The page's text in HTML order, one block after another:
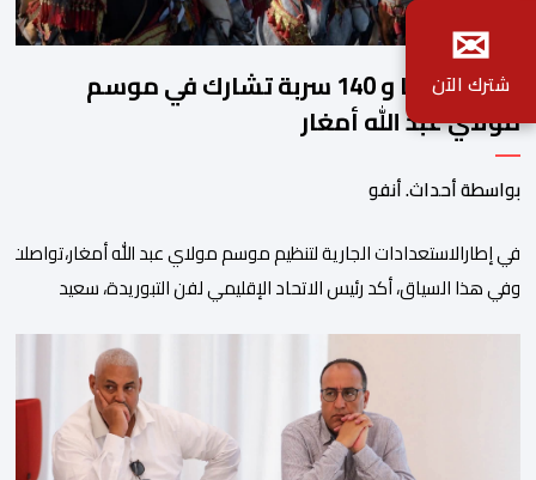
2140 فارسا و 140 سربة تشارك في موسم
مولاي عبد الله أمغار
بواسطة أحداث. أنفو
في إطارالاستعدادات الجارية لتنظيم موسم مولاي عبد الله
وفي هذا السياق، أكد رئيس الاتحاد الإقليمي لفن التبوريدة، سعيد
ولم تخل هذه الدورة من مؤشرات إيجابية على مستوى تنوعالمشاركة،
وتبرز هذه الأرقام الحجم الكبير الذي باتت تعرفه تظاهرةالتبوريدة
ومن المرتقب أن تعرف فعاليات الموسم إقبالا جماهيريا
واسعا،في ظل الشغف الكبير الذي يحظى به فن التبوريدة، باعتبارهأحد
✉
شترك الآن